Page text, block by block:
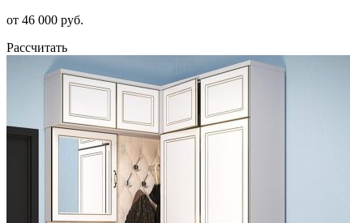
от 46 000 руб.
Рассчитать